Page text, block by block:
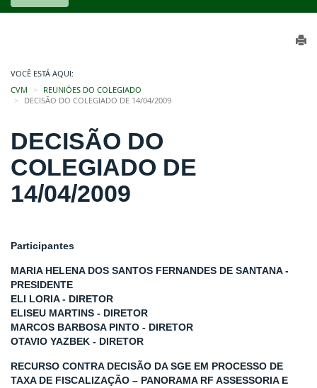
VOCÊ ESTÁ AQUI:
CVM
REUNIÕES DO COLEGIADO
DECISÃO DO COLEGIADO DE 14/04/2009
DECISÃO DO
COLEGIADO DE
14/04/2009
Participantes
MARIA HELENA DOS SANTOS FERNANDES DE SANTANA -
PRESIDENTE
ELI LORIA - DIRETOR
ELISEU MARTINS - DIRETOR
MARCOS BARBOSA PINTO - DIRETOR
OTAVIO YAZBEK - DIRETOR
RECURSO CONTRA DECISÃO DA SGE EM PROCESSO DE
TAXA DE FISCALIZAÇÃO – PANORAMA RF ASSESSORIA E